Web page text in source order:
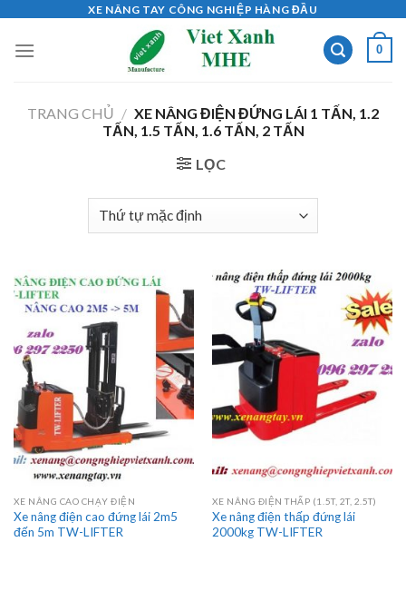
content
XE NÂNG TAY CÔNG NGHIỆP HÀNG ĐẦU
0
TRANG CHỦ / XE NÂNG ĐIỆN ĐỨNG LÁI 1 TẤN, 1.2
TẤN, 1.5 TẤN, 1.6 TẤN, 2 TẤN
LỌC
XE NÂNG CAO CHẠY ĐIỆN
Xe nâng điện cao đứng lái 2m5
đến 5m TW-LIFTER
XE NÂNG ĐIỆN THẤP (1.5T, 2T, 2.5T)
Xe nâng điện thấp đứng lái
2000kg TW-LIFTER